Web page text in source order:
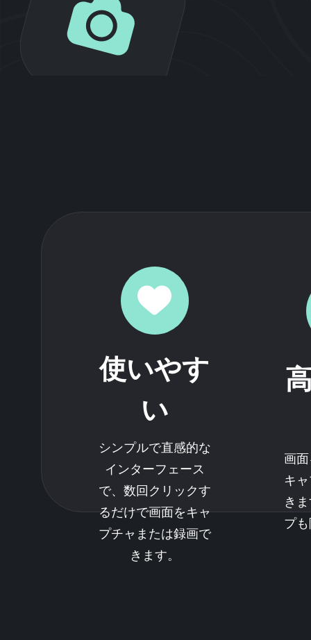
使いやす
い
シンプルで直感的な
インターフェース
で、数回クリックす
るだけで画面をキャ
プチャまたは録画で
きます。
画
キ
き
プ